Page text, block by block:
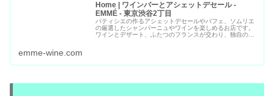
Home | ワインバーとアシェットデセール -
EMMÉ - 東京渋谷2丁目
パティシエの作るアシェットデセールやパフェ、ソムリエ
の厳選したシャンパーニュやワインを楽しめるお店です。
ワインとデザート、ふたつのフランスが交わり、独自の世
emme-wine.com